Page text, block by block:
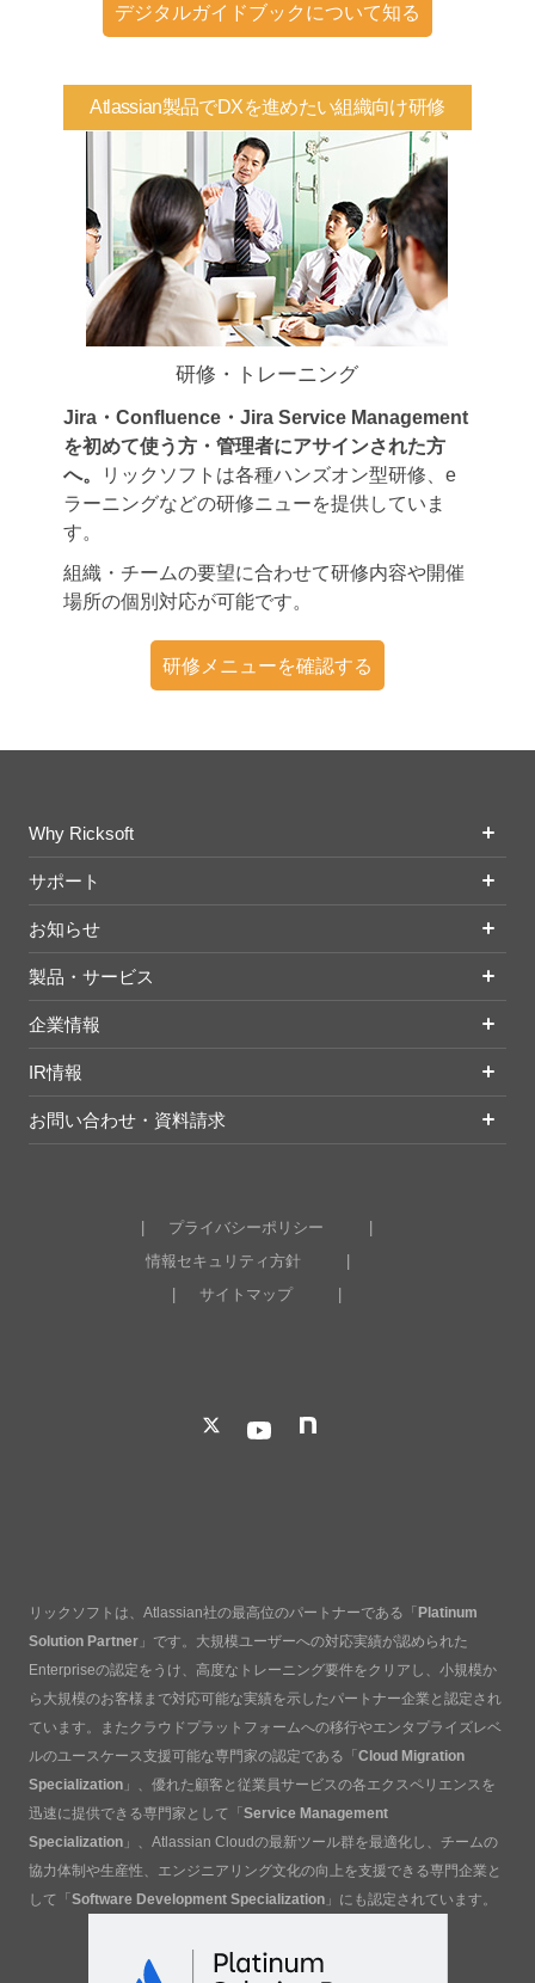
デジタルガイドブックについて知る
Atlassian製品でDXを進めたい組織向け研修
研修・トレーニング
Jira・Confluence・Jira Service Management
を初めて使う方・管理者にアサインされた方
へ。
リックソフトは各種ハンズオン型研修、e
ラーニングなどの研修ニューを提供していま
す。
組織・チームの要望に合わせて研修内容や開催
場所の個別対応が可能です。
研修メニューを確認する
Why Ricksoft
サポート
お知らせ
製品・サービス
企業情報
IR情報
お問い合わせ・資料請求
プライバシーポリシー
情報セキュリティ方針
サイトマップ
リックソフトは、Atlassian社の最高位のパートナーである「Platinum
Solution Partner 」です。大規模ユーザーへの対応実績が認められた
Enterpriseの認定をうけ、高度なトレーニング要件をクリアし、小規模か
ら大規模のお客様まで対応可能な実績を示したパートナー企業と認定され
ています。またクラウドプラットフォームへの移行やエンタプライズレベ
ルのユースケース支援可能な専門家の認定である「Cloud Migration
Specialization 」、優れた顧客と従業員サービスの各エクスペリエンスを
迅速に提供できる専門家として「Service Management
Specialization 」、Atlassian Cloudの最新ツール群を最適化し、チームの
協力体制や生産性、エンジニアリング文化の向上を支援できる専門企業と
して「Software Development Specialization 」にも認定されています。